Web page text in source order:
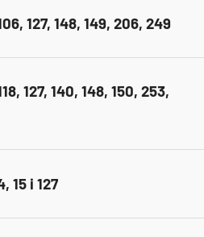
127, 148, 149, 206, 249
127, 140, 148, 150, 253,
15 i 127